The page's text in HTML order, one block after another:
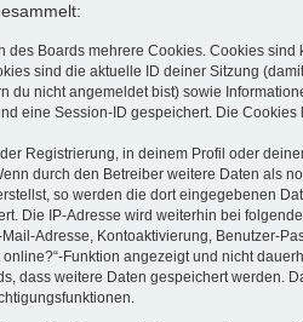
des Boards mehrere Cookies. Cookies
sind die aktuelle ID deiner Sitzung
du nicht angemeldet bist) sowie
eine Session-ID gespeichert. Die
Registrierung, in deinem Profil oder
durch den Betreiber weitere Daten als
so werden die dort eingegebenen
Die IP-Adresse wird weiterhin bei
Adresse, Kontoaktivierung, Benutzer-
Funktion angezeigt und nicht
dass weitere Daten gespeichert werden.